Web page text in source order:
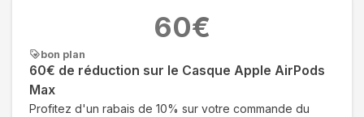
bon plan
60€ de réduction sur le Casque Apple AirPods
Max
Profitez d'un rabais de 10% sur votre commande du
60€